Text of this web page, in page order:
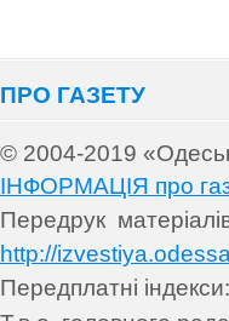
ПРО ГАЗЕТУ
© 2004-2019
ІНФОРМАЦІЯ про
Передрук
http://
Передплатні